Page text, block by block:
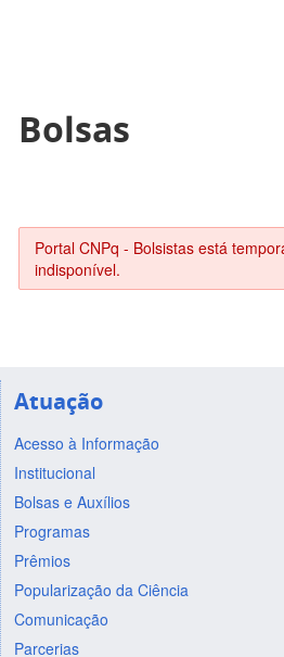
Bolsas
Portal CNPq - Bolsistas está
indisponível.
Atuação
Acesso à Informação
Institucional
Bolsas e Auxílios
Programas
Prêmios
Popularização da Ciência
Comunicação
Parcerias